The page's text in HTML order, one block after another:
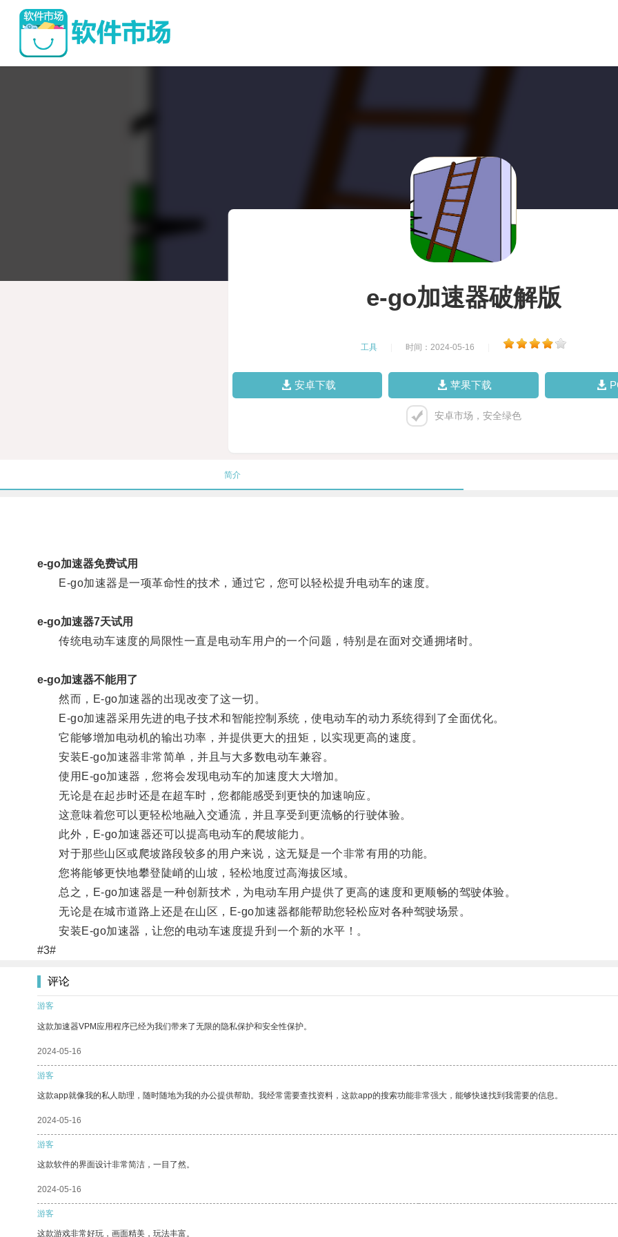
e-go加速器破解版
工具 时间：2024-05-16
安卓下载 苹果下载
安卓市场，安全绿色
简介
e-go加速器免费试用
E-go加速器是一项革命性的技术，通过它，您可以轻松提升电动车的速度。
e-go加速器7天试用
传统电动车速度的局限性一直是电动车用户的一个问题，特别是在面对交通拥堵时。
e-go加速器不能用了
然而，E-go加速器的出现改变了这一切。
E-go加速器采用先进的电子技术和智能控制系统，使电动车的动力系统得到了全面优化。
它能够增加电动机的输出功率，并提供更大的扭矩，以实现更高的速度。
安装E-go加速器非常简单，并且与大多数电动车兼容。
使用E-go加速器，您将会发现电动车的加速度大大增加。
无论是在起步时还是在超车时，您都能感受到更快的加速响应。
这意味着您可以更轻松地融入交通流，并且享受到更流畅的行驶体验。
此外，E-go加速器还可以提高电动车的爬坡能力。
对于那些山区或爬坡路段较多的用户来说，这无疑是一个非常有用的功能。
您将能够更快地攀登陡峭的山坡，轻松地度过高海拔区域。
总之，E-go加速器是一种创新技术，为电动车用户提供了更高的速度和更顺畅的驾驶体验。
无论是在城市道路上还是在山区，E-go加速器都能帮助您轻松应对各种驾驶场景。
安装E-go加速器，让您的电动车速度提升到一个新的水平！。
#3#
评论
游客
这款加速器VPM应用程序已经为我们带来了无限的隐私保护和安全性保护。
2024-05-16
游客
这款app就像我的私人助理，随时随地为我的办公提供帮助。我经常需要查找资料，这款app的搜索功能非常强大，能够快速找到我需要的信息。
2024-05-16
游客
这款软件的界面设计非常简洁，一目了然。
2024-05-16
游客
这款游戏非常好玩，画面精美，玩法丰富。